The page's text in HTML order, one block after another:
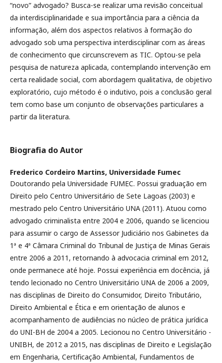
“novo” advogado? Busca-se realizar uma revisão conceitual
da interdisciplinaridade e sua importância para a ciência da
informação, além dos aspectos relativos à formação do
advogado sob uma perspectiva interdisciplinar com as áreas
de conhecimento que circunscrevem as TIC. Optou-se pela
pesquisa de natureza aplicada, contemplando intervenção em
certa realidade social, com abordagem qualitativa, de objetivo
exploratório, cujo método é o indutivo, pois a conclusão geral
tem como base um conjunto de observações particulares a
partir da literatura.
Biografia do Autor
Frederico Cordeiro Martins, Universidade Fumec
Doutorando pela Universidade FUMEC. Possui graduação em
Direito pelo Centro Universitário de Sete Lagoas (2003) e
mestrado pelo Centro Universitário UNA (2011). Atuou como
advogado criminalista entre 2004 e 2006, quando se licenciou
para assumir o cargo de Assessor Judiciário nos Gabinetes da
1ª e 4ª Câmara Criminal do Tribunal de Justiça de Minas Gerais
entre 2006 a 2011, retornando à advocacia criminal em 2012,
onde permanece até hoje. Possui experiência em docência, já
tendo lecionado no Centro Universitário UNA de 2006 a 2009,
nas disciplinas de Direito do Consumidor, Direito Tributário,
Direito Ambiental e Ética e em orientação de alunos e
acompanhamento de audiências no núcleo de prática jurídica
do UNI-BH de 2004 a 2005. Lecionou no Centro Universitário -
UNIBH, de 2012 a 2015, nas disciplinas de Direito e Legislação
em Engenharia, Certificação Ambiental, Fundamentos de